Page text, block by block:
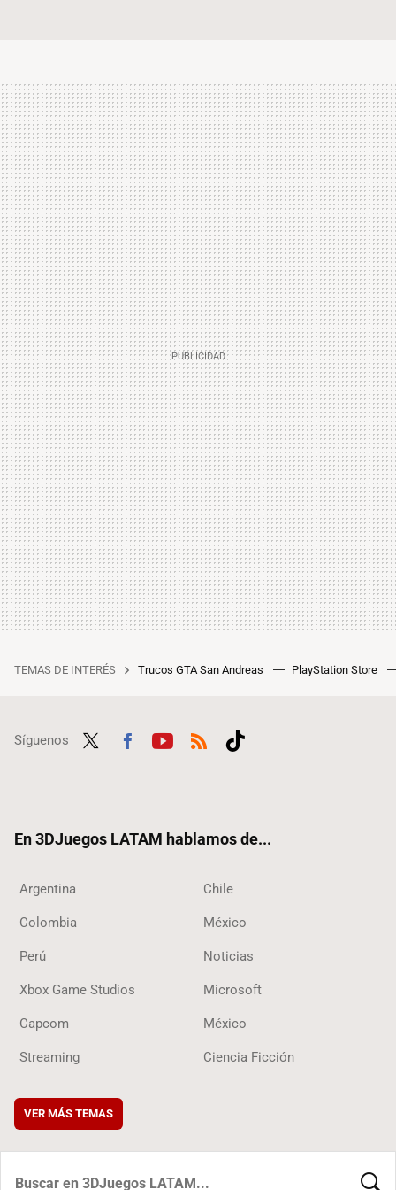
TEMAS DE INTERÉS Trucos GTA San Andreas PlayStation Store
Síguenos
En 3DJuegos LATAM hablamos de...
Argentina Chile
Colombia México
Perú Noticias
Xbox Game Studios Microsoft
Capcom México
Streaming Ciencia Ficción
VER MÁS TEMAS